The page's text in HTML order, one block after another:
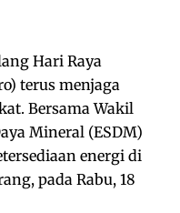
Hari Raya
terus menjaga
Bersama Wakil
Mineral (ESDM)
energi di
pada Rabu, 18